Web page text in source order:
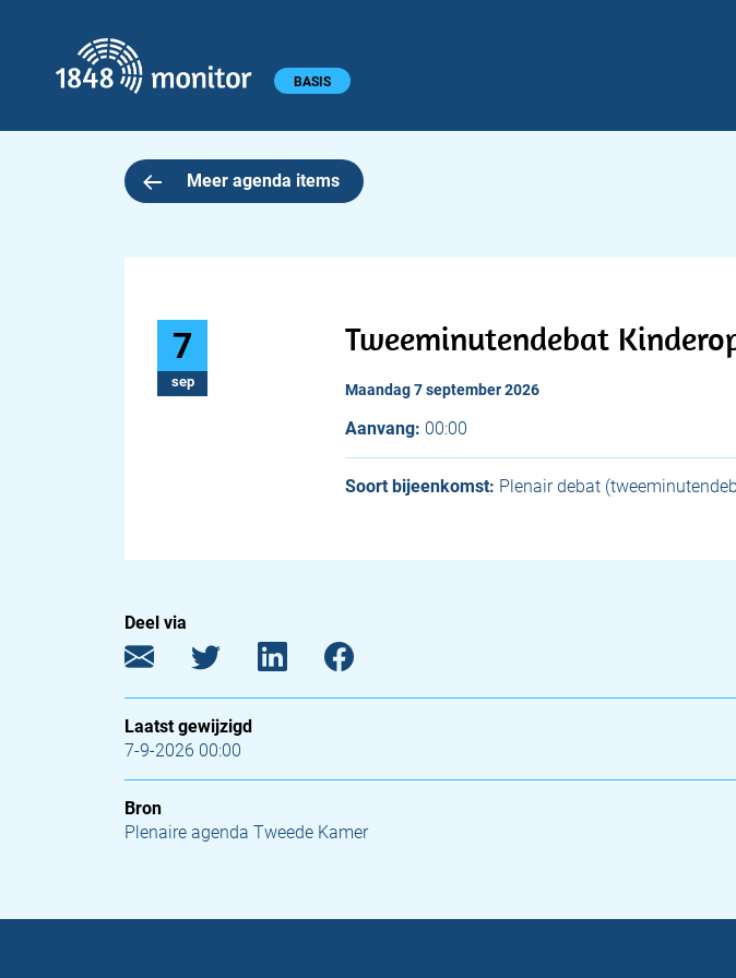
Hoofdmenu BASIS
Meer agenda items
7
sep
Tweeminutendebat
maandag 7 september 2026
Aanvang: 00:00
Soort bijeenkomst: Plenair debat
Deel via
Laatst gewijzigd
7-9-2026 00:00
Bron
Plenaire agenda Tweede Kamer